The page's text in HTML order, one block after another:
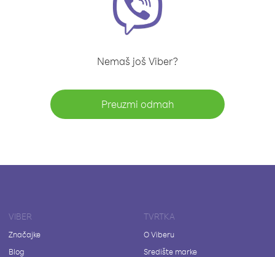
Nemaš još Viber?
Preuzmi odmah
VIBER
Značajke
Blog
TVRTKA
O Viberu
Središte marke